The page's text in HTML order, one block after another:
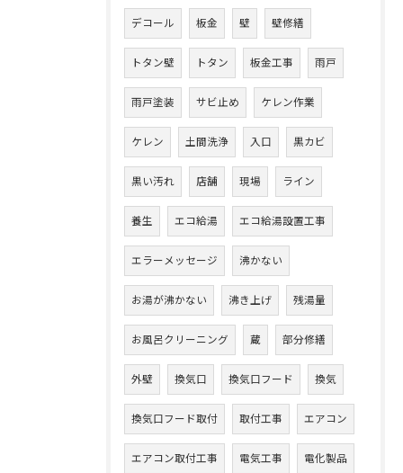
デコール 板金 壁 壁修繕
トタン壁 トタン 板金工事 雨戸
雨戸塗装 サビ止め ケレン作業
ケレン 土間洗浄 入口 黒カビ
黒い汚れ 店舗 現場 ライン
養生 エコ給湯 エコ給湯設置工事
エラーメッセージ 沸かない
お湯が沸かない 沸き上げ 残湯量
お風呂クリーニング 蔵 部分修繕
外壁 換気口 換気口フード 換気
換気口フード取付 取付工事 エアコン
エアコン取付工事 電気工事 電化製品